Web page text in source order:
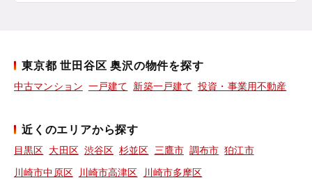
東京都 世田谷区 奥沢の物件を探す
中古マンション 一戸建て 新築一戸建て 投資・事業用不動産
近くのエリアから探す
目黒区 大田区 渋谷区 杉並区 三鷹市 調布市 狛江市
川崎市中原区
川崎市高津区 川崎市多摩区